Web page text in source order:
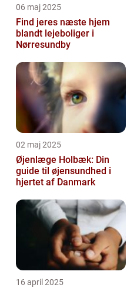
06 maj 2025
Find jeres næste hjem
blandt lejeboliger i
Nørresundby
02 maj 2025
Øjenlæge Holbæk: Din
guide til øjensundhed i
hjertet af Danmark
16 april 2025